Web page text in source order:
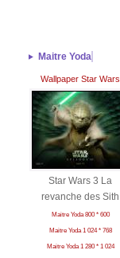
Maitre Yoda
Wallpaper Star Wars
Star Wars 3 La
revanche des Sith
Maitre Yoda 800 * 600
Maitre Yoda 1 024 * 768
Maitre Yoda 1 280 * 1 024